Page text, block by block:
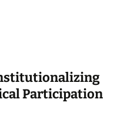
Participation